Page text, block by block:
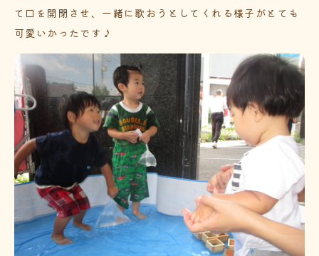
て口を開閉させ、一緒に歌おうとしてくれる様子がとても
可愛いかったです♪